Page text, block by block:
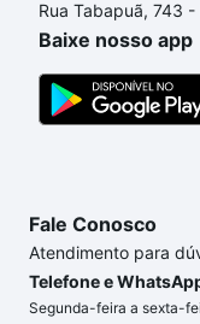
um apartamento
o imóvel dos
conforto. Loft,
Rua Tabapuã, 743
Baixe nosso app
Fale Conosco
Atendimento para
Telefone e
Segunda-feira a sexta-